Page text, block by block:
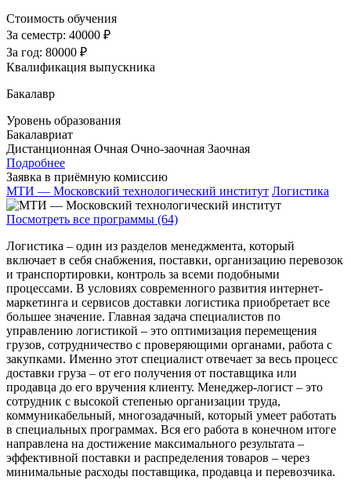
Стоимость обучения
За семестр: 40000 ₽
За год: 80000 ₽
Квалификация выпускника
Бакалавр
Уровень образования
Бакалавриат
Дистанционная Очная Очно-заочная Заочная
Подробнее
Заявка в приёмную комиссию
МТИ — Московский технологический институт Логистика
Посмотреть все программы (64)
Логистика – один из разделов менеджмента, который
включает в себя снабжения, поставки, организацию перевозок
и транспортировки, контроль за всеми подобными
процессами. В условиях современного развития интернет-
маркетинга и сервисов доставки логистика приобретает все
большее значение. Главная задача специалистов по
управлению логистикой – это оптимизация перемещения
грузов, сотрудничество с проверяющими органами, работа с
закупками. Именно этот специалист отвечает за весь процесс
доставки груза – от его получения от поставщика или
продавца до его вручения клиенту. Менеджер-логист – это
сотрудник с высокой степенью организации труда,
коммуникабельный, многозадачный, который умеет работать
в специальных программах. Вся его работа в конечном итоге
направлена на достижение максимального результата –
эффективной поставки и распределения товаров – через
минимальные расходы поставщика, продавца и перевозчика.